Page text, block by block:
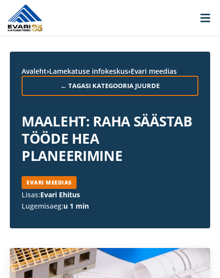
Skip to content
Avaleht›Lamekatuse infokeskus›Evari meedias
← TAGASI KATEGOORIA JUURDE
MAALEHT: RAHA SÄÄSTAB
TÖÖDE HEA
PLANEERIMINE
EVARI MEEDIAS
Lisas:Evari Ehitus
Lugemisaeg:u 1 min